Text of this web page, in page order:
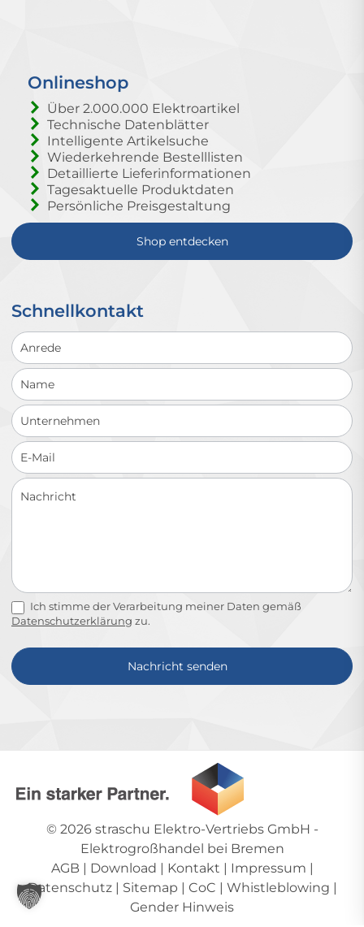
Onlineshop
Über 2.000.000 Elektroartikel
Technische Datenblätter
Intelligente Artikelsuche
Wiederkehrende Bestelllisten
Detaillierte Lieferinformationen
Tagesaktuelle Produktdaten
Persönliche Preisgestaltung
Shop entdecken
Schnellkontakt
Schnellkontakt
Ich stimme der Verarbeitung meiner Daten gemäß
Datenschutzerklärung zu.
Nachricht senden
© 2026 straschu Elektro-Vertriebs GmbH -
Elektrogroßhandel bei Bremen
AGB | Download | Kontakt | Impressum |
Datenschutz| Sitemap | CoC | Whistleblowing |
Gender Hinweis